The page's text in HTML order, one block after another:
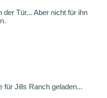
Tür... Aber nicht für ihn
für Jills Ranch geladen...